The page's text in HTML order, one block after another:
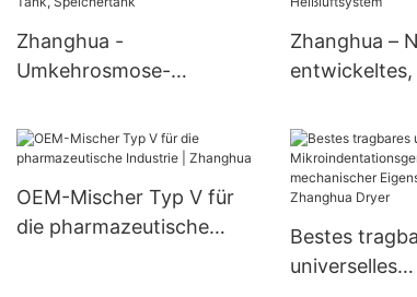
Rührwerks-
Nutschenfiltertrockner
Edelstahl
Zhanghua -
Umkehrosmose-
Wasserspeichertank,
doppelwandiger Tank,
Speichertank
Zhanghua –
entwickeltes,
horizontales
OEM-Mischer Typ V für
die pharmazeutische
Bestes
universelles